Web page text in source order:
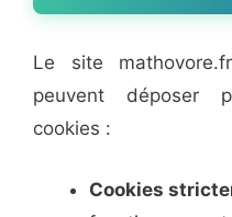
Le site
peuvent déposer
cookies :
Cookies